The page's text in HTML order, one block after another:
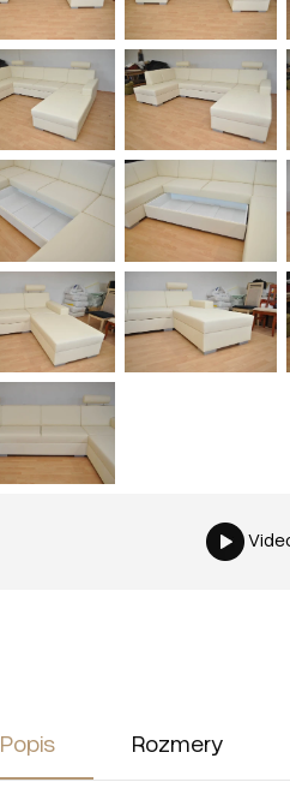
Popis Rozmery